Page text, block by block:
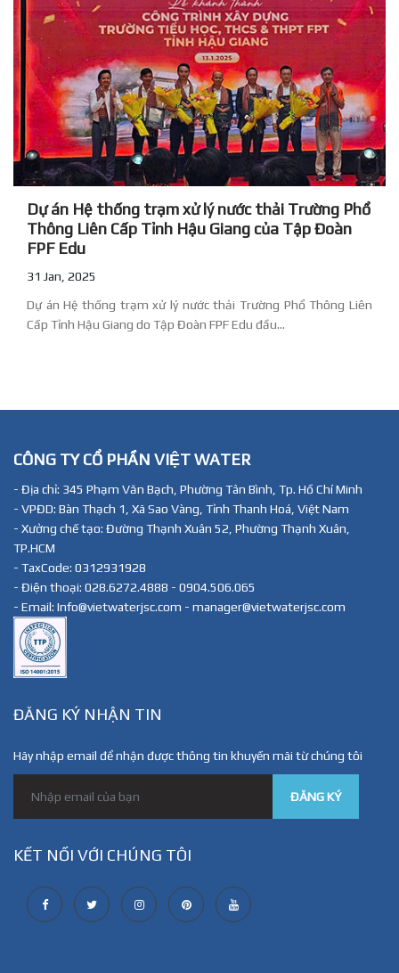
Dự án Hệ thống trạm xử lý nước thải Trường Phổ
Thông Liên Cấp Tỉnh Hậu Giang của Tập Đoàn
FPF Edu
31 Jan, 2025
Dự án Hệ thống trạm xử lý nước thải Trường Phổ Thông Liên
Cấp Tỉnh Hậu Giang do Tập Đoàn FPF Edu đầu...
CÔNG TY CỔ PHẦN VIỆT WATER
- Địa chỉ: 345 Phạm Văn Bạch, Phường Tân Bình, Tp. Hồ Chí Minh
- VPĐD: Bàn Thạch 1, Xã Sao Vàng, Tỉnh Thanh Hoá, Việt Nam
- Xưởng chế tạo: Đường Thạnh Xuân 52, Phường Thạnh Xuân,
TP.HCM
- TaxCode: 0312931928
- Điện thoại: 028.6272.4888 - 0904.506.065
- Email: Info@vietwaterjsc.com - manager@vietwaterjsc.com
ĐĂNG KÝ NHẬN TIN
Hãy nhập email để nhận được thông tin khuyến mãi từ chúng tôi
ĐĂNG KÝ
KẾT NỐI VỚI CHÚNG TÔI